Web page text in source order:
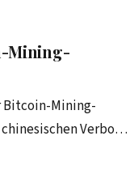
Mining-
Bitcoin-Mining-
Verbot